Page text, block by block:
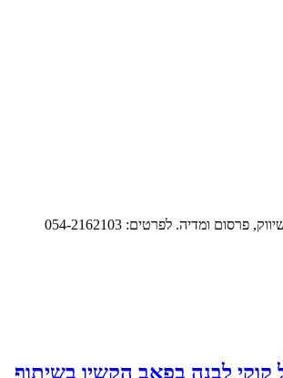
פרסום ומדיה. לפרטים: 054-2162103
לבנה בפאב הקשיו בשיתוף